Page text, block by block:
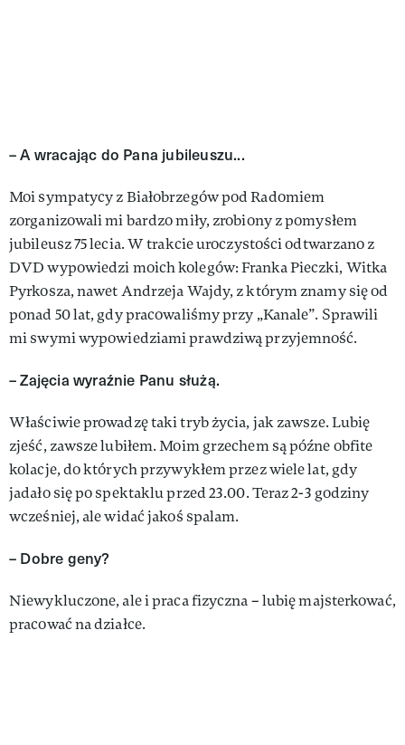
– A wracając do Pana jubileuszu...
Moi sympatycy z Białobrzegów pod Radomiem
zorganizowali mi bardzo miły, zrobiony z pomysłem
jubileusz 75­ ­lecia. W trakcie uroczystości odtwarzano z
DVD wypowiedzi moich kolegów: Fran­ka Pieczki, Witka
Pyrkosza, nawet Andrze­ja Wajdy, z którym znamy się od
ponad 50 lat, gdy pracowaliśmy przy „Kanale”. Spra­wili
mi swymi wypowiedziami prawdziwą przyjemność.
– Zajęcia wyraźnie Panu służą.
Właściwie prowadzę taki tryb życia, jak zawsze. Lubię
zjeść, zawsze lubiłem. Moim grzechem są późne obfite
kolacje, do których przywykłem przez wiele lat, gdy
jadało się po spektaklu przed 23.00. Teraz 2-3 godziny
wcześniej, ale widać jakoś spalam.
– Dobre geny?
Niewykluczone, ale i praca fizyczna – lubię majsterkować,
pracować na działce.